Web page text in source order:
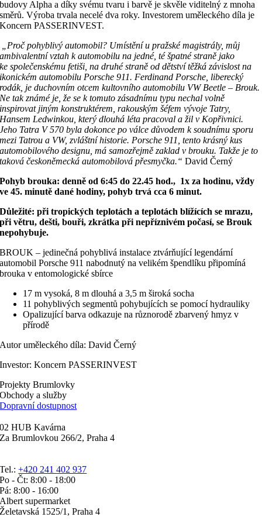
budovy Alpha a díky svému tvaru i barvě je skvěle viditelný z mnoha
směrů. Výroba trvala necelé dva roky. Investorem uměleckého díla je
Koncern PASSERINVEST.
„Proč pohyblivý automobil? Umístění u pražské magistrály, můj
ambivalentní vztah k automobilu na jedné, té špatné straně jako
ke společenskému fetiši, na druhé straně od dětství těžká závislost na
ikonickém automobilu Porsche 911. Ferdinand Porsche, liberecký
rodák, je duchovním otcem kultovního automobilu VW Beetle – Brouk.
Ne tak známé je, že se k tomuto zásadnímu typu nechal volně
inspirovat jiným konstruktérem, rakouským šéfem vývoje Tatry,
Hansem Ledwinkou, který dlouhá léta pracoval a žil v Kopřivnici.
Jeho Tatra V 570 byla dokonce po válce důvodem k soudnímu sporu
mezi Tatrou a VW, zvláštní historie. Porsche 911, tento krásný kus
automobilového designu, má samozřejmě zaklad v brouku. Takže je to
taková českoněmecká automobilová přesmyčka.“David Černý
Pohyb brouka: denně od 6:45 do 22.45 hod., 1x za hodinu, vždy
ve 45. minutě dané hodiny, pohyb trvá cca 6 minut.
Důležité: při tropických teplotách a teplotách blížících se mrazu,
při větru, dešti, bouři, zkrátka při nepříznivém počasí, se Brouk
nepohybuje.
BROUK – jedinečná pohyblivá instalace ztvárňující legendární
automobil Porsche 911 nabodnutý na velikém špendlíku připomíná
brouka v entomologické sbírce
17 m vysoká, 8 m dlouhá a 3,5 m široká socha
11 pohyblivých segmentů pohybujících se pomocí hydrauliky
Opalizující barva odkazuje na různorodě zbarvený hmyz v
přírodě
Autor uměleckého díla: David Černý
Investor: Koncern PASSERINVEST
Projekty Brumlovky
Obchody a služby
Dopravní dostupnost
02 HUB Kavárna
Za Brumlovkou 266/2, Praha 4
Tel.:+420 241 402 937
Po - Čt: 8:00 - 18:00
Pá: 8:00 - 16:00
Albert supermarket
Želetavská 1525/1, Praha 4